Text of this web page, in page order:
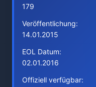
179
Veröffentlichung:
14.01.2015
EOL Datum:
02.01.2016
Offiziell verfügbar: